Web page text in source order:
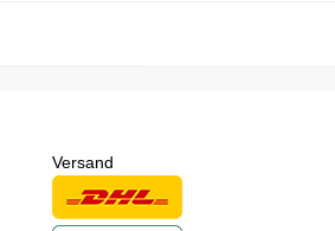
Versand